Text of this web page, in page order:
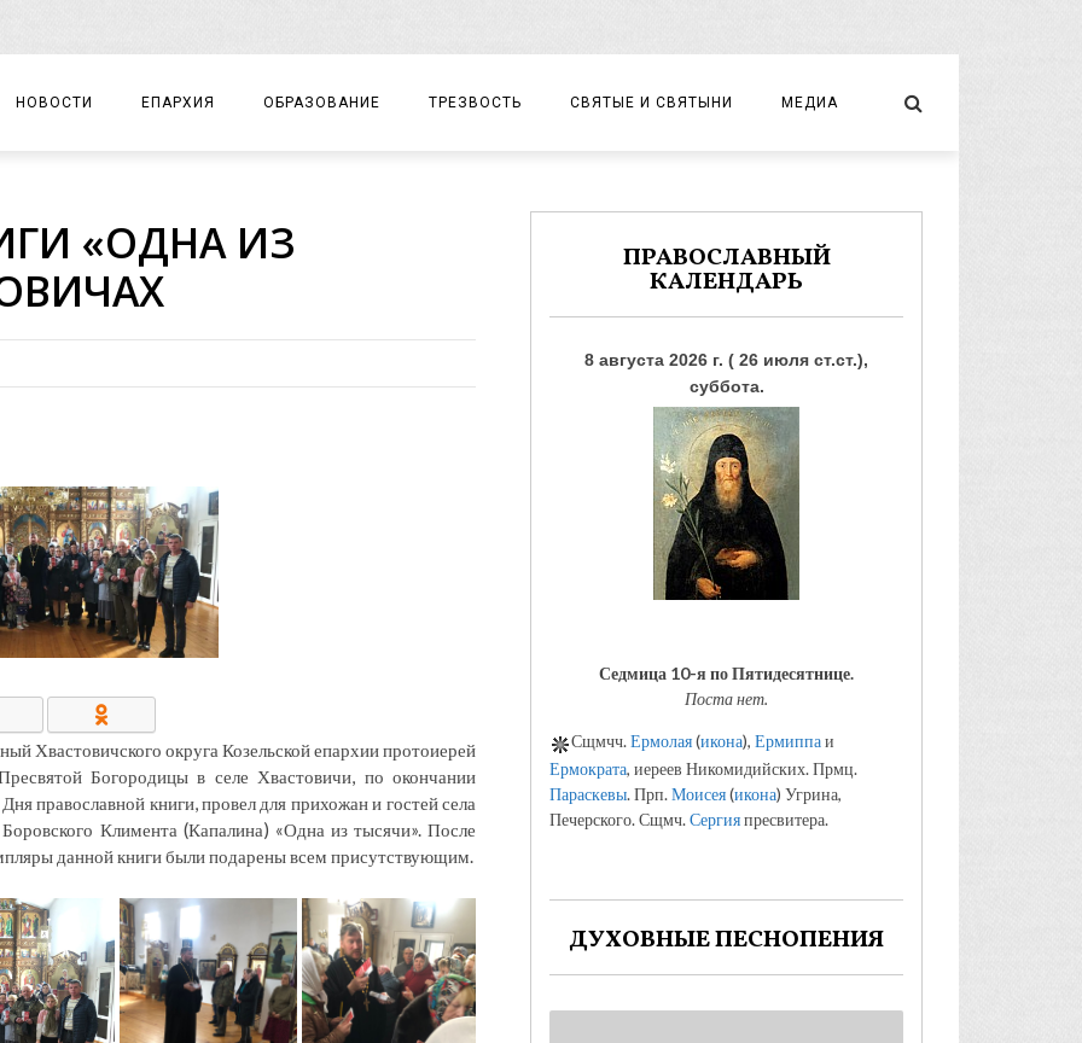
НОВОСТИ ЕПАРХИЯ
ЕПАРХИАЛЬНОЕ УПРАВЛЕНИЕ
ДОКУМЕНТЫ
ЕПАРХИАЛЬНЫЕ ОТДЕЛЫ
ДУХОВЕНСТВО
ХРАМЫ И МОНАСТЫРИ
МАТЕРИАЛЫ
КОНТАКТЫ/РЕКВИЗИТЫ
ОБРАЗОВАНИЕ
ЦЕНТР «ВОЗРОЖДЕНИЕ»
ТРЕЗВОСТЬ СВЯТЫЕ И СВЯТЫНИ МЕДИА
ФОТО
«ОДНА ИЗ
Хвастовичского округа Козельской епархии протоиерей
Богородицы в селе Хвастовичи, по окончании
православной книги, провел для прихожан и гостей села
Климента (Капалина) «Одна из тысячи». После
данной книги были подарены всем присутствующим.
ПРАВОСЛАВНЫЙ
КАЛЕНДАРЬ
8 августа 2026 г. ( 26 июля ст.ст.),
суббота.
Седмица 10-я по Пятидесятнице.
Поста нет.
Сщмчч.Ермолая(икона), Ермиппаи
Ермократа, иереев Никомидийских. Прмц.
Параскевы. Прп.Моисея(икона) Угрина,
Печерского. Сщмч.Сергияпресвитера.
ДУХОВНЫЕ ПЕСНОПЕНИЯ